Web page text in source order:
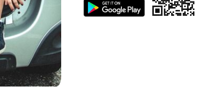
những bờ cát trắng trải dài đến làn nước
ngay từ lần đầu đặt chân đến. Hãy cùng
nên một lần ghé thăm.